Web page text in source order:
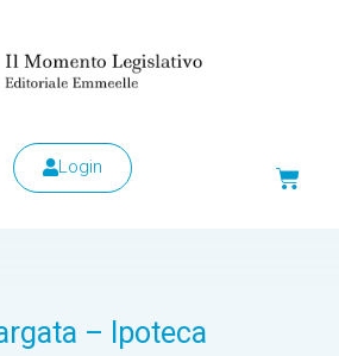
Login
– Ipoteca